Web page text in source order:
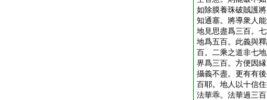
如除膜養珠破賊護
知通塞。將導衆人
地見思盡爲三百。
地爲五百。此義與
百。二乘之道非七
界爲三百。方便因
攝義不盡。更有有
百耶。地人以十信
法華乖。法華過三